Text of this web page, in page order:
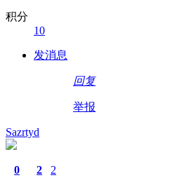
积分
10
发消息
回复
举报
Sazrtyd
0 2 2